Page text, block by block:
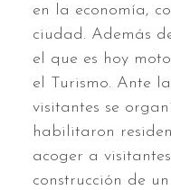
en la economía,
ciudad. Además
el que es hoy
el Turismo. Ante
visitantes se
habilitaron
acoger a
construcción de